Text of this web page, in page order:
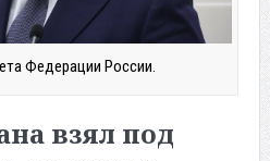
Федерации России.
взял под